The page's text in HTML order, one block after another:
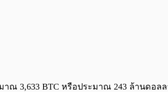
าณ 3,633 BTC หรือประมาณ 243 ล้านดอ